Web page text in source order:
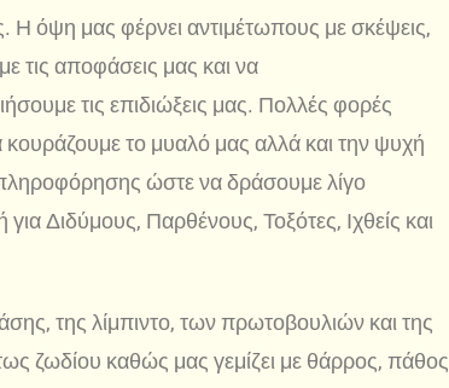
όψη μας φέρνει αντιμέτωπους με σκέψεις,
τις αποφάσεις μας και να
τις επιδιώξεις μας. Πολλές φορές
το μυαλό μας αλλά και την ψυχή
πληροφόρησης ώστε να δράσουμε λίγο
Διδύμους, Παρθένους, Τοξότες, Ιχθείς και
της λίμπιντο, των πρωτοβουλιών και της
ζωδίου καθώς μας γεμίζει με θάρρος, πάθος